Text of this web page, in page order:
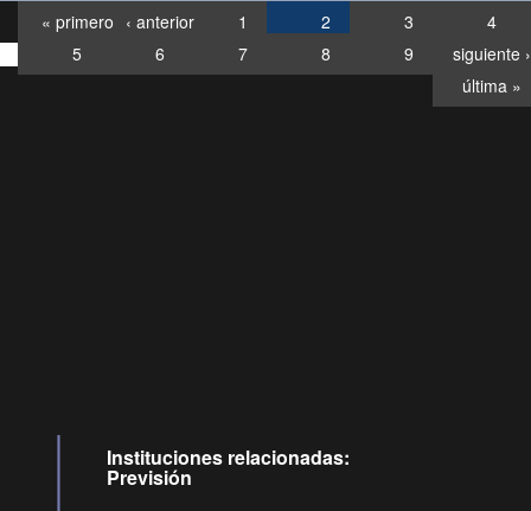
« primero ‹ anterior 1 2 3
4
5
6 7 8 9
siguiente ›
última »
Instituciones relacionadas:
Previsión